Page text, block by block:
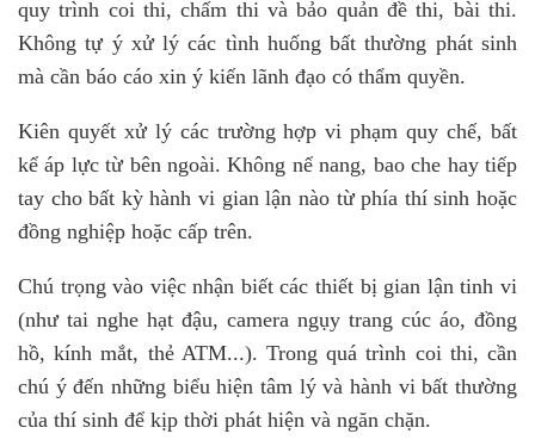
quy trình coi thi, chấm thi và bảo quản đề thi, bài thi.
Không tự ý xử lý các tình huống bất thường phát sinh
mà cần báo cáo xin ý kiến lãnh đạo có thẩm quyền.
Kiên quyết xử lý các trường hợp vi phạm quy chế, bất
kể áp lực từ bên ngoài. Không nể nang, bao che hay tiếp
tay cho bất kỳ hành vi gian lận nào từ phía thí sinh hoặc
đồng nghiệp hoặc cấp trên.
Chú trọng vào việc nhận biết các thiết bị gian lận tinh vi
(như tai nghe hạt đậu, camera ngụy trang cúc áo, đồng
hồ, kính mắt, thẻ ATM...). Trong quá trình coi thi, cần
chú ý đến những biểu hiện tâm lý và hành vi bất thường
của thí sinh để kịp thời phát hiện và ngăn chặn.